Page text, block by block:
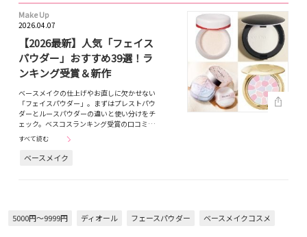
Make Up
2026.04.07
【2026最新】人気「フェイス
パウダー」おすすめ39選！ラ
ンキング受賞＆新作
ベースメイクの仕上げやお直しに欠かせない
「フェイスパウダー」。まずはプレストパウ
ダーとルースパウダーの違いと使い分けをチ
ェック。ベスコスランキング受賞の口コミ…
すべて読む
ベースメイク
5000円～9999円 ディオール フェースパウダー ベースメイクコスメ